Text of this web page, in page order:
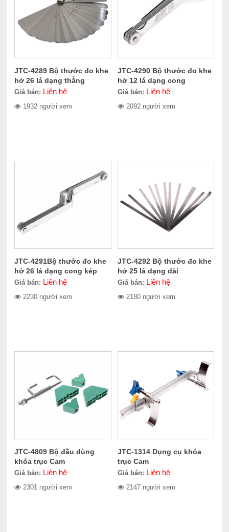
JTC-4289 Bộ thước đo khe
hở 26 lá dạng thẳng
Giá bán: Liên hệ
1932 người xem
JTC-4290 Bộ thước đo khe
hở 12 lá dạng cong
Giá bán: Liên hệ
2092 người xem
JTC-4291Bộ thước đo khe
hở 26 lá dạng cong kép
Giá bán: Liên hệ
2230 người xem
JTC-4292 Bộ thước đo khe
hở 25 lá dạng dài
Giá bán: Liên hệ
2180 người xem
JTC-4809 Bộ đầu dùng
khóa trục Cam
Giá bán: Liên hệ
2301 người xem
JTC-1314 Dụng cụ khóa
trục Cam
Giá bán: Liên hệ
2147 người xem